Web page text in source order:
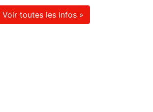
Voir toutes les infos »